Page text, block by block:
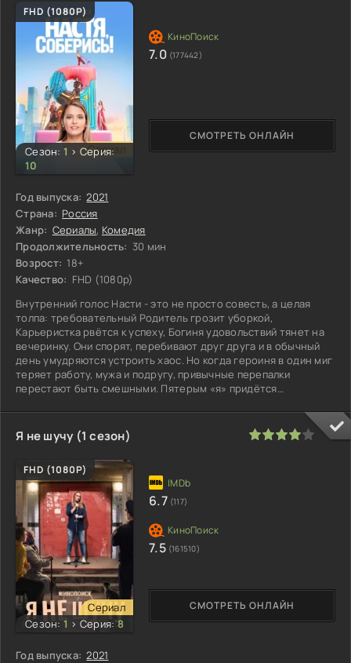
FHD (1080P)
Сериал
Сезон: 1 > Серия:
10
Год выпуска: 2021
Страна: Россия
Жанр: Сериалы, Комедия
Продолжительность: 30 мин
Возрост: 18+
Качество: FHD (1080p)
Внутренний голос Насти - это не просто совесть, а целая
толпа: требовательный Родитель грозит уборкой,
Карьеристка рвётся к успеху, Богиня удовольствий тянет на
вечеринку. Они спорят, перебивают друг друга и в обычный
день умудряются устроить хаос. Но когда героиня в один миг
теряет работу, мужа и подругу, привычные перепалки
перестают быть смешными. Пятерым «я» придётся
СМОТРЕТЬ ОНЛАЙН
7.0 (177442)
Я не шучу (1 сезон)
FHD (1080P)
Сериал
Сезон: 1 > Серия: 8
Год выпуска: 2021
СМОТРЕТЬ ОНЛАЙН
6.7 (117)
7.5 (161510)
80